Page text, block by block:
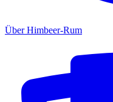
Über Himbeer-Rum